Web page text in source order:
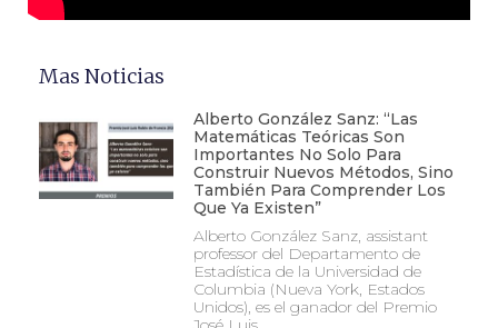
Mas Noticias
Alberto González Sanz: “Las
Matemáticas Teóricas Son
Importantes No Solo Para
Construir Nuevos Métodos, Sino
También Para Comprender Los
Que Ya Existen”
Alberto González Sanz, assistant
professor del Departamento de
Estadística de la Universidad de
Columbia (Nueva York, Estados
Unidos), es el ganador del Premio